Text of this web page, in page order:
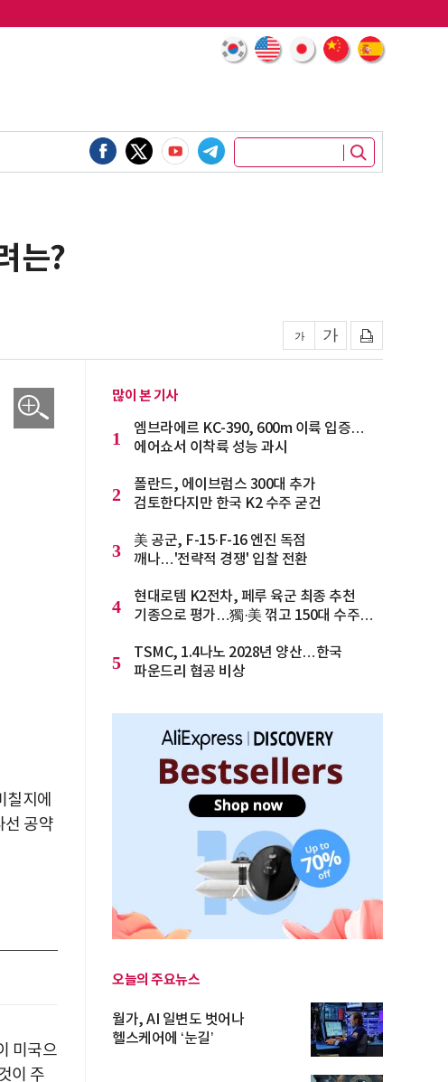
는?
지에
선 공약
미국으
이 주
많이 본 기사
1
엠브라에르 KC-390, 600m 이륙 입증…
에어쇼서 이착륙 성능 과시
2
폴란드, 에이브럼스 300대 추가
검토한다지만 한국 K2 수주 굳건
3
美 공군, F-15·F-16 엔진 독점
깨나…'전략적 경쟁' 입찰 전환
4
현대로템 K2전차, 페루 육군 최종 추천
기종으로 평가…獨·美 꺾고 150대 수주
5
TSMC, 1.4나노 2028년 양산…한국
파운드리 협공 비상
오늘의 주요뉴스
월가, AI 일변도 벗어나
헬스케어에 ‘눈길’